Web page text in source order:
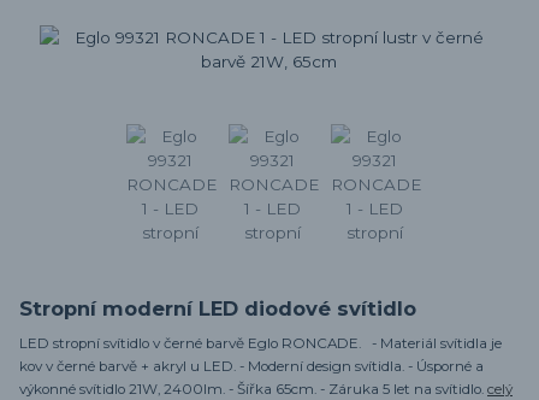
Stropní moderní LED diodové svítidlo
LED stropní svítidlo v černé barvě Eglo RONCADE. - Materiál svítidla je
kov v černé barvě + akryl u LED. - Moderní design svítidla. - Úsporné a
výkonné svítidlo 21W, 2400lm. - Šířka 65cm. - Záruka 5 let na svítidlo. celý